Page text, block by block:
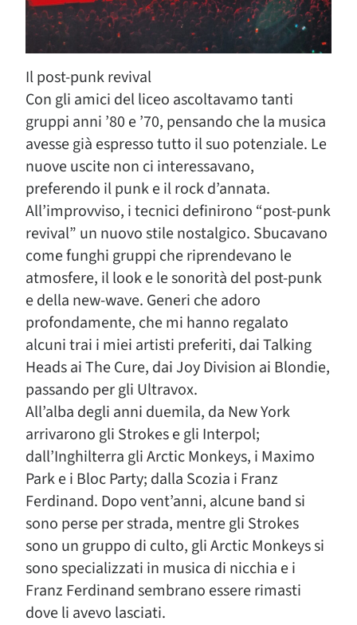
Il post-punk revival
Con gli amici del liceo ascoltavamo tanti
gruppi anni ’80 e ’70, pensando che la musica
avesse già espresso tutto il suo potenziale. Le
nuove uscite non ci interessavano,
preferendo il punk e il rock d’annata.
All’improvviso, i tecnici definirono “post-punk
revival” un nuovo stile nostalgico. Sbucavano
come funghi gruppi che riprendevano le
atmosfere, il look e le sonorità del post-punk
e della new-wave. Generi che adoro
profondamente, che mi hanno regalato
alcuni trai i miei artisti preferiti, dai Talking
Heads ai The Cure, dai Joy Division ai Blondie,
passando per gli Ultravox.
All’alba degli anni duemila, da New York
arrivarono gli Strokes e gli Interpol;
dall’Inghilterra gli Arctic Monkeys, i Maximo
Park e i Bloc Party; dalla Scozia i Franz
Ferdinand. Dopo vent’anni, alcune band si
sono perse per strada, mentre gli Strokes
sono un gruppo di culto, gli Arctic Monkeys si
sono specializzati in musica di nicchia e i
Franz Ferdinand sembrano essere rimasti
dove li avevo lasciati.